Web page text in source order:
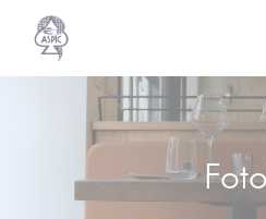
Cookies beheer paneel